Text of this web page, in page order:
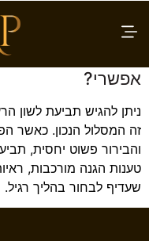
תגית:
תביעת לשון הרע
אפשרי?
ניתן להגיש תביעת לשון
זה המסלול הנכון. כאשר
והבירור פשוט יחסית,
טענות הגנה מורכבות,
שעדיף לבחור בהליך רגיל.